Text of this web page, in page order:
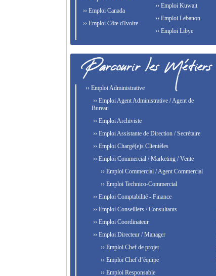
›› Emploi Canada
›› Emploi Côte d'Ivoire
›› Emploi Kuwait
›› Emploi Lebanon
›› Emploi Libye
›› Emploi Administrative
›› Emploi Agent Administrative / Agent de
Bureau
›› Emploi Archiviste
›› Emploi Assistante de Direction / Secrétaire
›› Emploi Chargé(e)s Clientèles
›› Emploi Commercial / Marketing / Vente
›› Emploi Commercial / Agent Commercial
›› Emploi Technico-Commercial
›› Emploi Comptabilité - Finance
›› Emploi Conseillers / Consultants
›› Emploi Coordinateur
›› Emploi Directeur / Manager
›› Emploi Chef de projet
›› Emploi Chef d’équipe
›› Emploi Responsable